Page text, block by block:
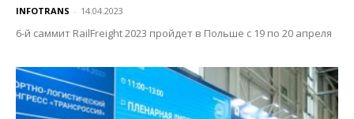
INFOTRANS - 14.04.2023
6-й саммит RailFreight 2023 пройдет в Польше с 19 по 20 апреля